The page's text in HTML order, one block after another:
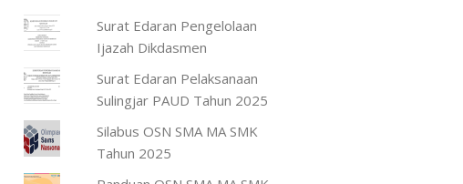
Surat Edaran Pengelolaan
Ijazah Dikdasmen
Surat Edaran Pelaksanaan
Sulingjar PAUD Tahun 2025
Silabus OSN SMA MA SMK
Tahun 2025